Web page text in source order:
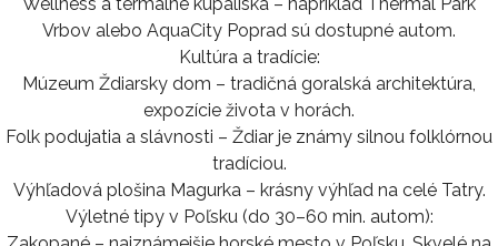
Vrbov alebo AquaCity Poprad sú dostupné autom.
Kultúra a tradície:
Múzeum Ždiarsky dom – tradičná goralská architektúra,
expozície života v horách.
Folk podujatia a slávnosti – Ždiar je známy silnou folklórnou
tradíciou.
Výhľadová plošina Magurka – krásny výhľad na celé Tatry.
Výletné tipy v Poľsku (do 30–60 min. autom):